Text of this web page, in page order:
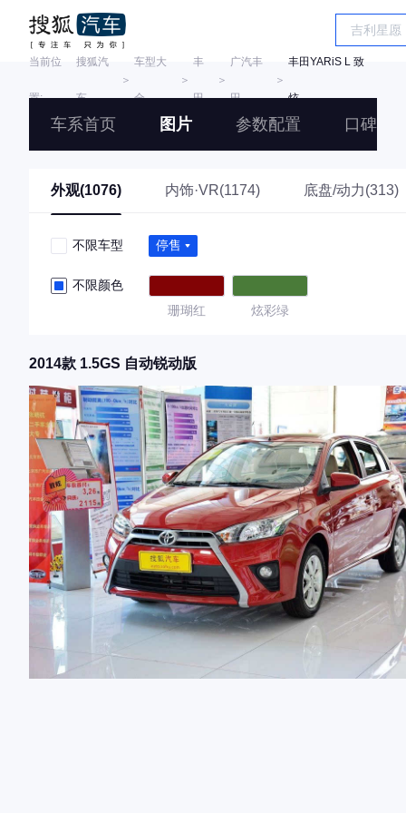
当前位
置:
搜狐汽
车
＞
车型大
全
＞
丰
田
＞
广汽丰
田
＞
丰田YARiS L 致
炫
车系首页 图片 参数配置 口碑
外观(1076) 内饰·VR(1174) 底盘/动力(313)
不限车型 停售
不限颜色
珊瑚红
炫彩绿
2014款 1.5GS 自动锐动版